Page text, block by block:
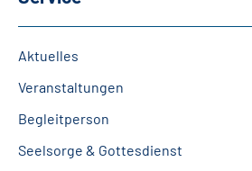
Aktuelles
Veranstaltungen
Begleitperson
Seelsorge & Gottesdienst